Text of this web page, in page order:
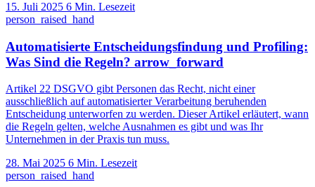
15. Juli 2025 6 Min. Lesezeit
person_raised_hand
Automatisierte Entscheidungsfindung und Profiling:
Was Sind die Regeln? arrow_forward
Artikel 22 DSGVO gibt Personen das Recht, nicht einer
ausschließlich auf automatisierter Verarbeitung beruhenden
Entscheidung unterworfen zu werden. Dieser Artikel erläutert, wann
die Regeln gelten, welche Ausnahmen es gibt und was Ihr
Unternehmen in der Praxis tun muss.
28. Mai 2025 6 Min. Lesezeit
person_raised_hand